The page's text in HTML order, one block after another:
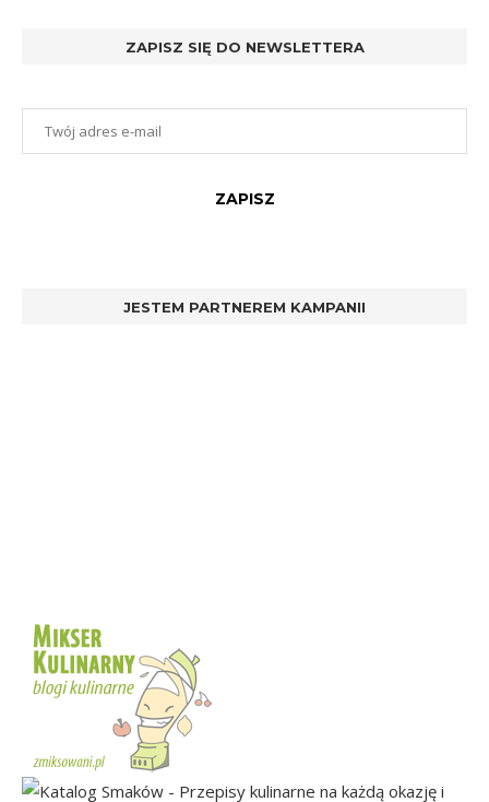
ZAPISZ SIĘ DO NEWSLETTERA
JESTEM PARTNEREM KAMPANII